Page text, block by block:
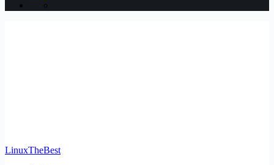
LinuxTheBest